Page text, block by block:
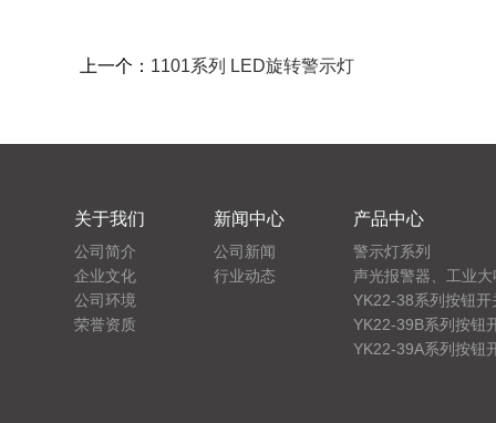
LTE-5061、LTE-5061J 小型频闪警示灯
上一个： 1101系列 LED旋转警示灯
关于我们
公司简介
企业文化
公司环境
荣誉资质
新闻中心
公司新闻
行业动态
产品中心
警示灯系列
声光报警器、工业
YK22-38系列按钮开
YK22-39B系列按钮
YK22-39A系列按钮